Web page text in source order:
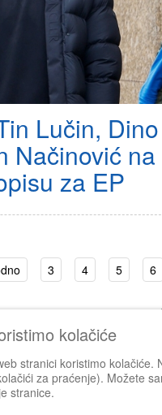
Lučin, Dino
Načinović na
za EP
3 4 5 6
kolačiće
stranici koristimo
za praćenje). Možete
stranice.